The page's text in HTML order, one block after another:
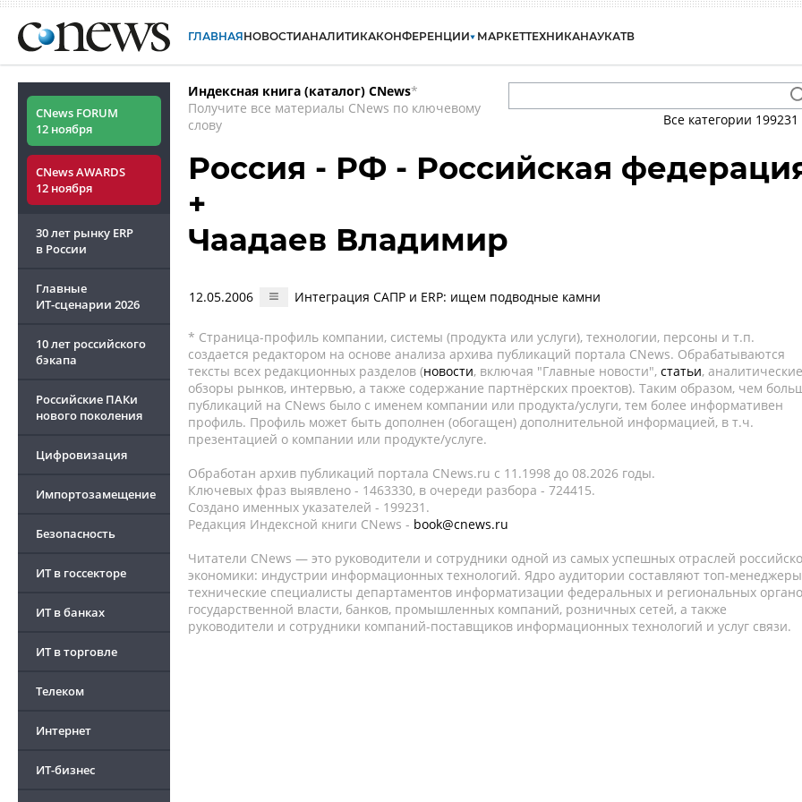
ГЛАВНАЯНОВОСТИАНАЛИТИКАКОНФЕРЕНЦИИ МАРКЕТТЕХНИКАНАУКАТВ
CNews FORUM
12 ноября
CNews AWARDS
12 ноября
30 лет рынку ERP
в России
Главные
ИТ-сценарии 2026
10 лет российского
бэкапа
Российские ПАКи
нового поколения
Цифровизация
Импортозамещение
Безопасность
ИТ в госсекторе
ИТ в банках
ИТ в торговле
Телеком
Интернет
ИТ-бизнес
Индексная книга (каталог) CNews*
Получите все материалы CNews по ключевому
слову
Все категории 199231
Россия - РФ - Российская
+
Чаадаев Владимир
12.05.2006 Интеграция САПР и ERP: ищем подводные камни
* Страница-профиль компании, системы (продукта или услуги), технологии, персоны и т.п.
создается редактором на основе анализа архива публикаций портала CNews. Обрабатываются
тексты всех редакционных разделов (новости, включая "Главные новости", статьи, аналитические
обзоры рынков, интервью, а также содержание партнёрских проектов). Таким образом, чем
публикаций на CNews было с именем компании или продукта/услуги, тем более информативен
профиль. Профиль может быть дополнен (обогащен) дополнительной информацией, в т.ч.
презентацией о компании или продукте/услуге.
Обработан архив публикаций портала CNews.ru c 11.1998 до 08.2026 годы.
Ключевых фраз выявлено - 1463330, в очереди разбора - 724415.
Создано именных указателей - 199231.
Редакция Индексной книги CNews - book@cnews.ru
Читатели CNews — это руководители и сотрудники одной из самых успешных отраслей
экономики: индустрии информационных технологий. Ядро аудитории составляют топ-
технические специалисты департаментов информатизации федеральных и региональных
государственной власти, банков, промышленных компаний, розничных сетей, а также
руководители и сотрудники компаний-поставщиков информационных технологий и услуг связи.